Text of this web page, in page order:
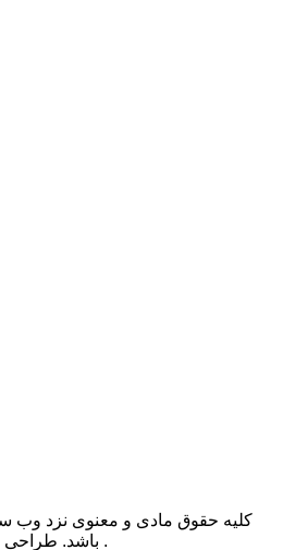
کلیه حقوق مادی و معنوی نزد وب
باشد. طراحی .